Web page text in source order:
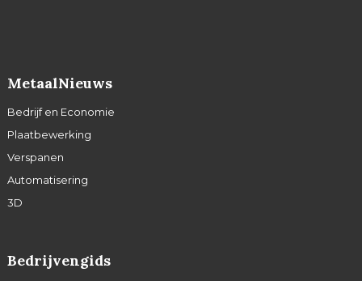
MetaalNieuws
Bedrijf en Economie
Plaatbewerking
Verspanen
Automatisering
3D
Bedrijvengids